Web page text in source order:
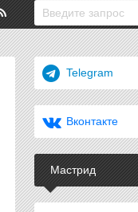
Telegram
Вконтакте
Мастрид